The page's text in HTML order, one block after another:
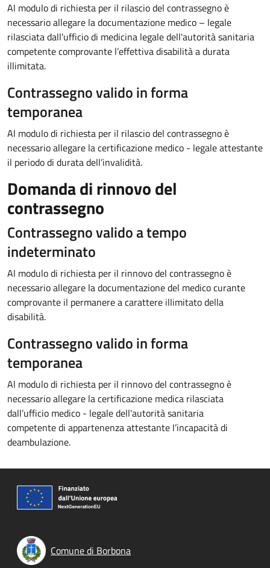
Al modulo di richiesta per il rilascio del contrassegno è
necessario allegare la documentazione medico – legale
rilasciata dall'ufficio di medicina legale dell'autorità sanitaria
competente comprovante l’effettiva disabilità a durata
illimitata.
Contrassegno valido in forma
temporanea
Al modulo di richiesta per il rilascio del contrassegno è
necessario allegare la certificazione medico - legale attestante
il periodo di durata dell’invalidità.
Domanda di rinnovo del
contrassegno
Contrassegno valido a tempo
indeterminato
Al modulo di richiesta per il rinnovo del contrassegno è
necessario allegare la documentazione del medico curante
comprovante il permanere a carattere illimitato della
disabilità.
Contrassegno valido in forma
temporanea
Al modulo di richiesta per il rinnovo del contrassegno è
necessario allegare la certificazione medica rilasciata
dall’ufficio medico - legale dell'autorità sanitaria
competente di appartenenza attestante l’incapacità di
deambulazione.
Comune di Borbona